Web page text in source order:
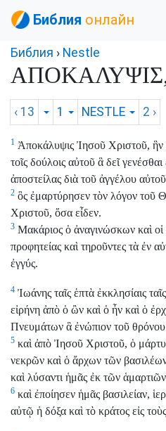
Библия онлайн
Библия › Nestle
‹ 13 1 NESTLE 2 ›
1 Ἀποκάλυψις Ἰησοῦ Χριστοῦ, ἣν
τοῖς δούλοις αὐτοῦ ἃ δεῖ
ἀποστείλας διὰ τοῦ ἀγγέλου
2 ὃς ἐμαρτύρησεν τὸν λόγον τοῦ
Χριστοῦ, ὅσα εἶδεν.
3 Μακάριος ὁ ἀναγινώσκων καὶ οἱ
προφητείας καὶ τηροῦντες τὰ ἐν
ἐγγύς.
4 Ἰωάνης ταῖς ἑπτὰ ἐκκλησίαις
εἰρήνη ἀπὸ ὁ ὢν καὶ ὁ ἦν καὶ ὁ
Πνευμάτων ἃ ἐνώπιον τοῦ
5 καὶ ἀπὸ Ἰησοῦ Χριστοῦ, ὁ
νεκρῶν καὶ ὁ ἄρχων τῶν
καὶ λύσαντι ἡμᾶς ἐκ τῶν
6 καὶ ἐποίησεν ἡμᾶς βασιλείαν,
αὐτῷ ἡ δόξα καὶ τὸ κράτος εἰς